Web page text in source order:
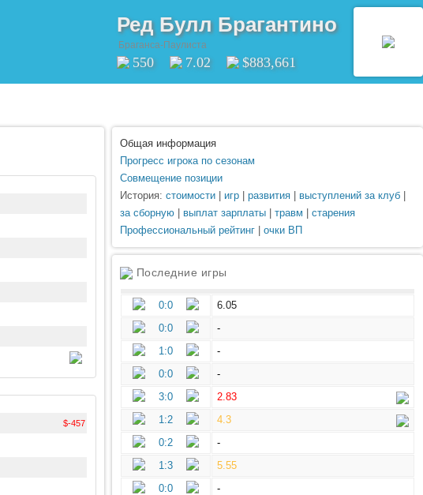
Ред Булл Брагантино
Браганса-Паулиста
550 7.02 $883,661
$-457
Общая информация
Прогресс игрока по сезонам
Совмещение позиции
История: стоимости игр развития выступлений за клуб
за сборную
выплат зарплаты травм
старения
Профессиональный рейтинг
очки ВП
Последние игры
0:0
6.05
0:0
-
1:0
-
0:0
-
3:0
2.83
1:2
4.3
0:2
-
1:3
5.55
0:0
-